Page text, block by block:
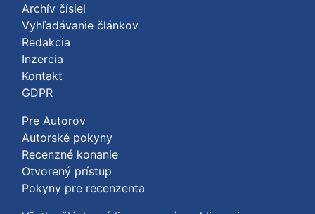
Archív čísiel
Vyhľadávanie článkov
Redakcia
Inzercia
Kontakt
GDPR
Pre Autorov
Autorské pokyny
Recenzné konanie
Otvorený prístup
Pokyny pre recenzenta